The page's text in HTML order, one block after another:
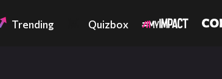
Trending Quizbox